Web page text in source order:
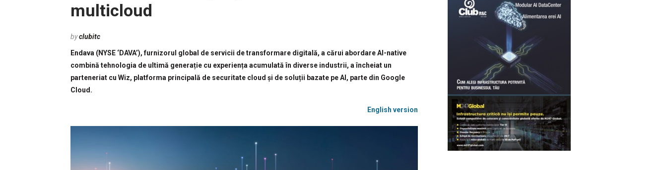
multicloud
byclubitc
Endava (NYSE ‘DAVA’), furnizorul global de servicii de transformare digitală, a cărui abordare AI-native
combină tehnologia de ultimă generație cu experiența acumulată în diverse industrii, a încheiat un
parteneriat cu Wiz, platforma principală de securitate cloud și de soluții bazate pe AI, parte din Google
Cloud.
English version